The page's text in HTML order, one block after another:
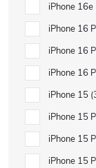
iPhone 16e
iPhone 16
iPhone 16
iPhone 16
iPhone 15
iPhone 15
iPhone 15
iPhone 15